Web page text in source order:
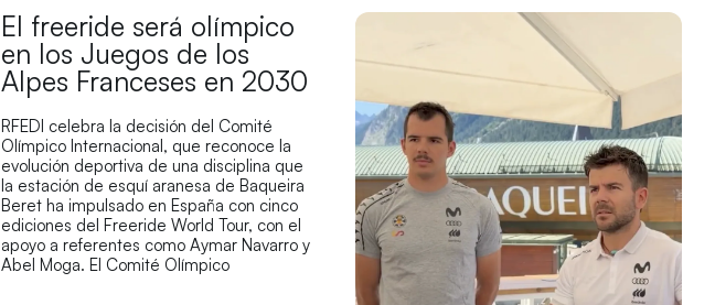
El freeride será olímpico
en los Juegos de los
Alpes Franceses en 2030
RFEDI celebra la decisión del Comité
Olímpico Internacional, que reconoce la
evolución deportiva de una disciplina que
la estación de esquí aranesa de Baqueira
Beret ha impulsado en España con cinco
ediciones del Freeride World Tour, con el
apoyo a referentes como Aymar Navarro y
Abel Moga. El Comité Olímpico